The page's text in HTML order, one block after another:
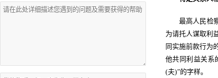
最高人民检
为请托人谋取利
同实施前款行为
他共同利益关系
(夫)”的字样。